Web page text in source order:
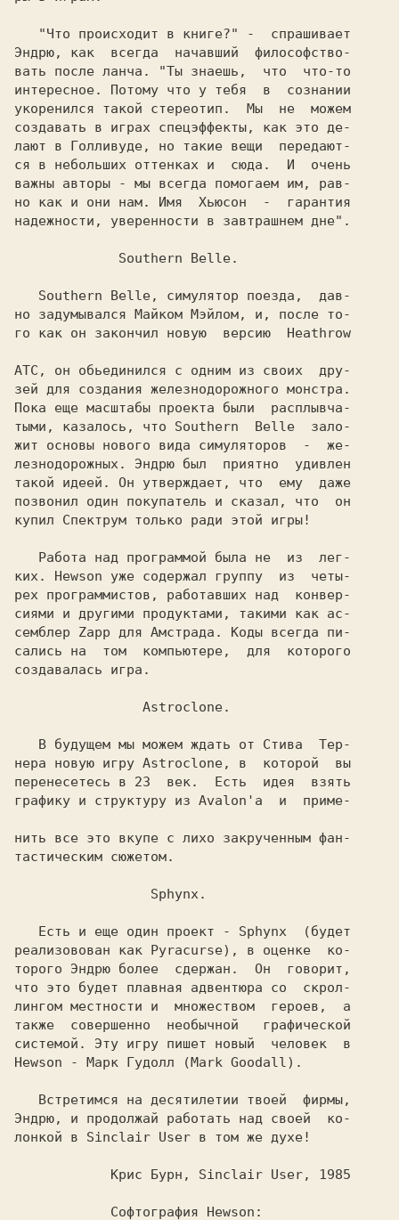
   "Что происходит в книге?"
Эндрю, как  всегда  начавший  философство-
вать после ланча.
"Ты знаешь,  что  что-то
интересное. Потому что у тебя  в  сознании
укоренился такой стереотип.  Мы  не  можем
создавать в играх спецэффекты, как это де-
лают в Голливуде, но такие вещи  передают-
ся в небольших оттенках и  сюда.  И  очень
важны авторы - мы всегда помогаем им, рав-
но как и они нам. Имя  Хьюсон  -  гарантия
надежности, уверенности в завтрашнем дне".
   Southern Belle,
симулятор поезда,  дав-
но задумывался Майком Мэйлом, и, после то-
го как он закончил новую  версию Heathrow
ATC, он обьединился с одним из своих  дру-
зей для создания железнодорожного монстра.
Пока еще масштабы проекта были  расплывча-
тыми, казалось, что Southern  Belle зало-
жит основы нового вида симуляторов  -  же-
лезнодорожных. Эндрю был  приятно  удивлен
такой идеей. Он утверждает, что  ему  даже
позвонил один покупатель и сказал, что  он
купил Спектрум только ради этой игры!
ких. Hewson уже содержал группу  из  четы-
рех программистов, работавших над  конвер-
сиями и другими продуктами, такими как ас-
семблер Zapp для Амстрада. Коды всегда пи-
сались на  том  компьютере,  для  которого
создавалась игра.
   В будущем мы можем ждать от
Стива  Тер-
нера новую игру Astroclone, в  которой  вы
перенесетесь в 23  век.  Есть  идея  взять
графику и структуру из Avalon'a и  приме-
нить все это вкупе с лихо закрученным фан-
тастическим сюжетом.
   Есть и еще один проект -
Sphynx
(будет
реализовован как Pyracurse), в оценке  ко-
торого Эндрю более  сдержан.  Он  говорит,
что это будет плавная адвентюра со  скрол-
лингом местности и  множеством  героев,  а
также  совершенно  необычной   графической
Hewson - Марк Гудолл (Mark Goodall).
Эндрю, и продолжай работать над своей  ко-
лонкой в Sinclair User в том же духе!